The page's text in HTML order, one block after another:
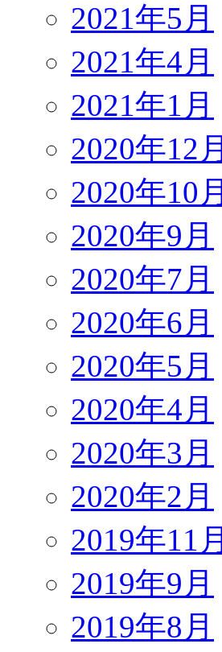
2021年5月
2021年4月
2021年1月
2020年12月
2020年10月
2020年9月
2020年7月
2020年6月
2020年5月
2020年4月
2020年3月
2020年2月
2019年11月
2019年9月
2019年8月